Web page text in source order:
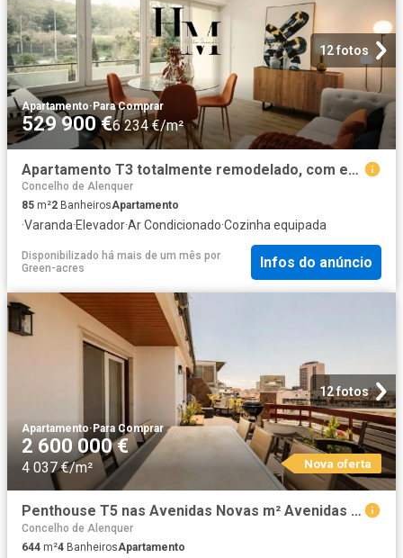
12 fotos
Apartamento·Para Comprar
529 900 €6 234 €/m²
Apartamento T3 totalmente remodelado, com excelente luminosi. 85m² Lisboa
Concelho de Alenquer
85 m²2 BanheirosApartamento
·Varanda·Elevador·Ar Condicionado·Cozinha equipada
Disponibilizado há mais de um mês por
Green-acres
Infos do anúncio
12 fotos
Apartamento· Para Comprar
2 600 000 €
4 037 €/m² Nova oferta
Penthouse T5 nas Avenidas Novas m² Avenidas Novas
Concelho de Alenquer
644 m²4 BanheirosApartamento